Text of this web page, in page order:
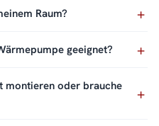
Raum?
geeignet?
montieren oder brauche